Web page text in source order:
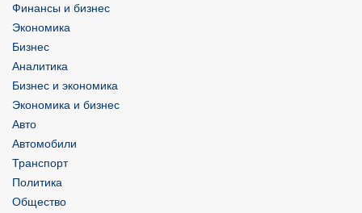
Финансы и бизнес
Экономика
Бизнес
Аналитика
Бизнес и экономика
Экономика и бизнес
Авто
Автомобили
Транспорт
Политика
Общество